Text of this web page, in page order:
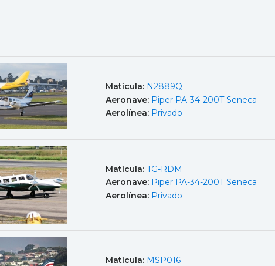
Matícula: N2889Q
Aeronave: Piper PA-34-200T Seneca
Aerolínea: Privado
Matícula: TG-RDM
Aeronave: Piper PA-34-200T Seneca
Aerolínea: Privado
Matícula: MSP016